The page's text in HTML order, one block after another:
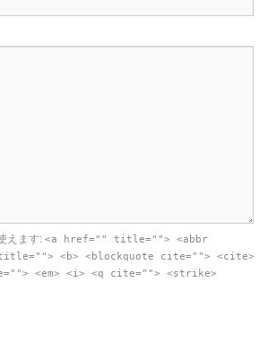
えます:<a href="" title=""> <abbr
<b> <blockquote cite=""> <cite>
<em> <i> <q cite=""> <strike>